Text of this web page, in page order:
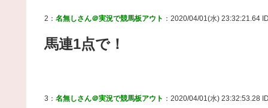
2： 名無しさん＠実況で競馬板アウト ：2020/04/01(水) 23:32:21.64
馬連1点で！
3： 名無しさん＠実況で競馬板アウト ：2020/04/01(水) 23:32:53.28